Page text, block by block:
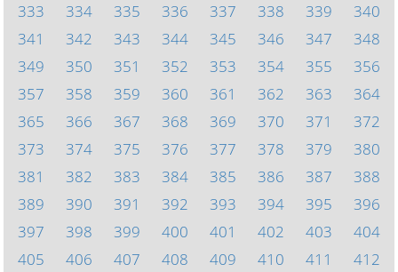
333
334 335 336 337 338 339
340
341
342 343 344 345 346 347
348
349
350 351 352 353 354 355
356
357
358 359 360 361 362 363
364
365
366 367 368 369 370 371
372
373
374 375 376 377 378 379
380
381
382 383 384 385 386 387
388
389
390 391 392 393 394 395
396
397
398 399 400 401 402 403
404
405
406 407 408 409 410 411 412